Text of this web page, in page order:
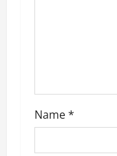
Name*